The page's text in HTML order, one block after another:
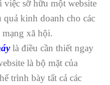
sỡ hữu một website
kinh doanh cho các
mạng xã hội.
là điều cần thiết ngay
là bộ mặt của
trình bày tất cả các